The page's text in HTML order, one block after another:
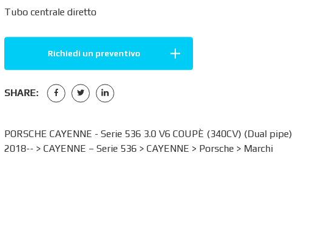
Tubo centrale diretto
Richiedi un preventivo
SHARE:
PORSCHE CAYENNE - Serie 536 3.0 V6 COUPÈ (340CV) (Dual pipe)
2018-- > CAYENNE – Serie 536> CAYENNE > Porsche> Marchi